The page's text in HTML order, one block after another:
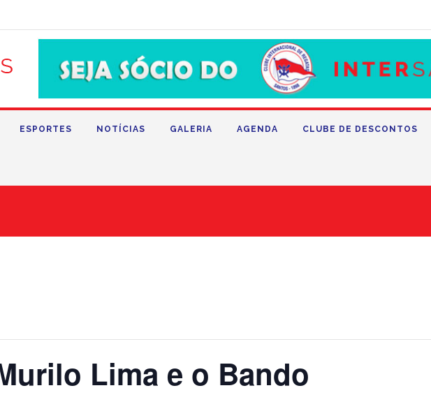
ESPORTES NOTÍCIAS GALERIA AGENDA CLUBE DE DESCONTOS
Lima e o Bando